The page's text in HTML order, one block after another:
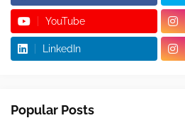
YouTube
LinkedIn
Popular Posts